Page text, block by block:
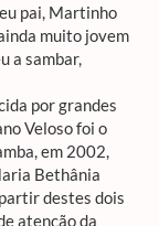
pai, Martinho
muito jovem
a sambar,
por grandes
Veloso foi o
em 2002,
Bethânia
destes dois
atenção da